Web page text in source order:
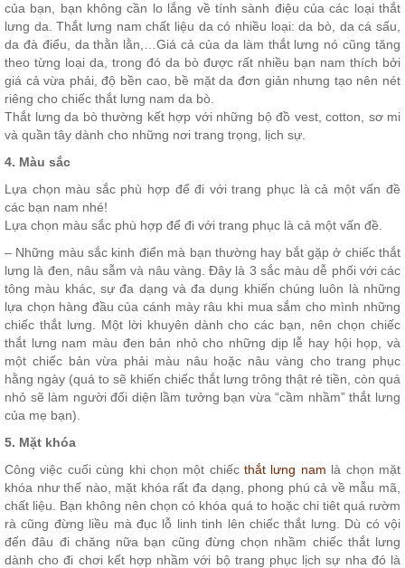
của bạn, bạn không cần lo lắng về tính sành điệu của các loại thắt
lưng da. Thắt lưng nam chất liệu da có nhiều loại: da bò, da cá sấu,
da đà điểu, da thằn lằn,…Giá cả của da làm thắt lưng nó cũng tăng
theo từng loại da, trong đó da bò được rất nhiều bạn nam thích bởi
giá cả vừa phải, độ bền cao, bề mặt da đơn giản nhưng tạo nên nét
riêng cho chiếc thắt lưng nam da bò.
Thắt lưng da bò thường kết hợp với những bộ đồ vest, cotton, sơ mi
và quần tây dành cho những nơi trang trọng, lịch sự.
4. Màu sắc
Lựa chọn màu sắc phù hợp để đi với trang phục là cả một vấn đề
các bạn nam nhé!
Lựa chọn màu sắc phù hợp để đi với trang phục là cả một vấn đề.
– Những màu sắc kinh điển mà bạn thường hay bắt gặp ở chiếc thắt
lưng là đen, nâu sẫm và nâu vàng. Đây là 3 sắc màu dễ phối với các
tông màu khác, sự đa dạng và đa dụng khiến chúng luôn là những
lựa chọn hàng đầu của cánh mày râu khi mua sắm cho mình những
chiếc thắt lưng. Một lời khuyên dành cho các bạn, nên chọn chiếc
thắt lưng nam màu đen bản nhỏ cho những dịp lễ hay hội họp, và
một chiếc bản vừa phải màu nâu hoặc nâu vàng cho trang phục
hằng ngày (quá to sẽ khiến chiếc thắt lưng trông thật rẻ tiền, còn quá
nhỏ sẽ làm người đối diện lầm tưởng bạn vừa “cầm nhầm” thắt lưng
của mẹ bạn).
5. Mặt khóa
Công việc cuối cùng khi chọn một chiếcthắt lưng nam là chọn mặt
khóa như thế nào, mặt khóa rất đa dạng, phong phú cả về mẫu mã,
chất liệu. Bạn không nên chọn có khóa quá to hoặc chi tiêt quá rườm
rà cũng đừng liều mà đục lỗ linh tinh lên chiếc thắt lưng. Dù có vội
đến đâu đi chăng nữa bạn cũng đừng chọn nhầm chiếc thắt lưng
dành cho đi chơi kết hợp nhầm với bộ trang phục lịch sự nha đó là